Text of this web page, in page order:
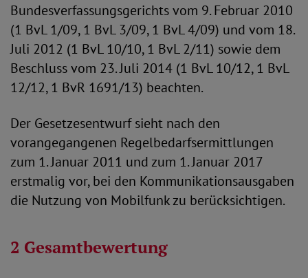
Bundesverfassungsgerichts vom 9. Februar 2010
(1 BvL 1/09, 1 BvL 3/09, 1 BvL 4/09) und vom 18.
Juli 2012 (1 BvL 10/10, 1 BvL 2/11) sowie dem
Beschluss vom 23. Juli 2014 (1 BvL 10/12, 1 BvL
12/12, 1 BvR 1691/13) beachten.
Der Gesetzesentwurf sieht nach den
vorangegangenen Regelbedarfsermittlungen
zum 1. Januar 2011 und zum 1. Januar 2017
erstmalig vor, bei den Kommunikationsausgaben
die Nutzung von Mobilfunk zu berücksichtigen.
2 Gesamtbewertung